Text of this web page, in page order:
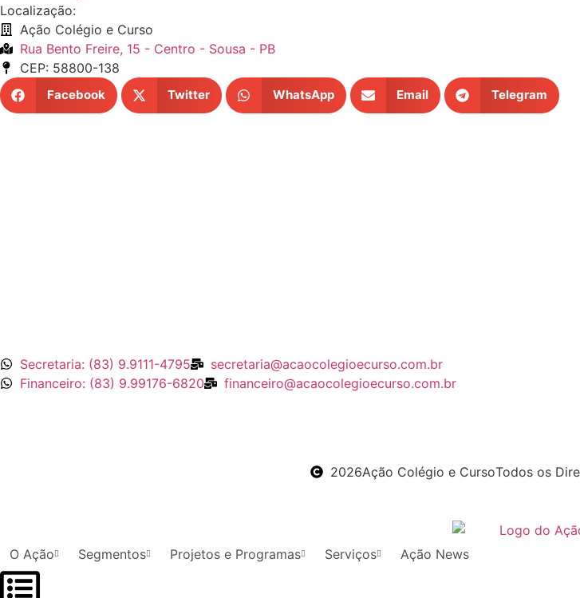
Localização:
Ação Colégio e Curso
Rua Bento Freire, 15 - Centro - Sousa - PB
CEP: 58800-138
Facebook Twitter WhatsApp Email Telegram
Secretaria: (83) 9.9111-4795
secretaria@acaocolegioecurso.com.br
Financeiro: (83) 9.99176-6820
financeiro@acaocolegioecurso.com.br
2026Ação Colégio e CursoTodos os
O Ação Segmentos Projetos e Programas Serviços Ação News